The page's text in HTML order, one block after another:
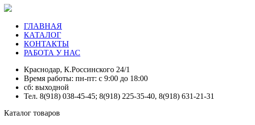
ГЛАВНАЯ
КАТАЛОГ
КОНТАКТЫ
РАБОТА У НАС
Краснодар, К.Россинского 24/1
Время работы: пн-пт: с 9:00 до 18:00
сб: выходной
Тел. 8(918) 038-45-45; 8(918) 225-35-40, 8(918) 631-21-31
Каталог товаров